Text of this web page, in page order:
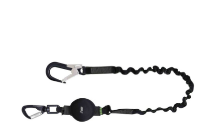
productpagina